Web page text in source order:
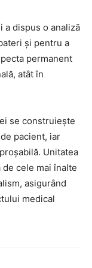
a dispus o analiză
și pentru a
permanent
atât în
se construiește
pacient, iar
Unitatea
cele mai înalte
asigurând
medical